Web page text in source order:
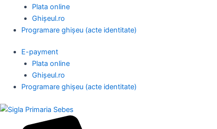
Plata online
Ghișeul.ro
Programare ghișeu (acte identitate)
E-payment
Plata online
Ghișeul.ro
Programare ghișeu (acte identitate)